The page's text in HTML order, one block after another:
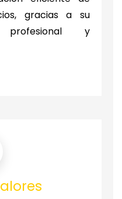
gracias a su
y
alores